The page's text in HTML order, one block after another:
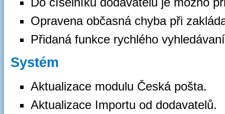
Opravena občasná chyba při
Přidaná funkce rychlého
Systém
Aktualizace modulu Česká pošta.
Aktualizace Importu od dodavatelů.